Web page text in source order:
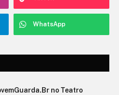
WhatsApp
Ítalo no Teatro Fernando